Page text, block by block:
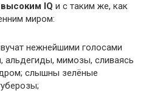
IQ и с таким же, как
миром:
нежнейшими голосами
альдегиды, мимозы, сливаясь
слышны зелёные